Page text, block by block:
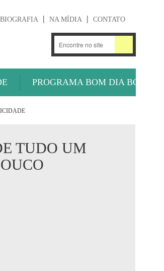
BIOGRAFIA NA MÍDIA CONTATO
PROGRAMA BOM DIA BOLA
TUDO UM